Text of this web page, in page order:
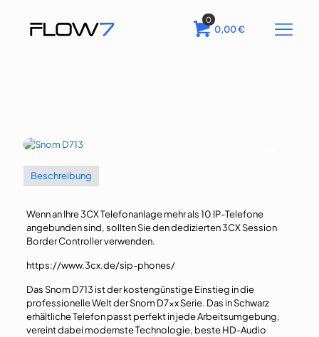
0
0,00€
Beschreibung
Wenn an Ihre 3CX Telefonanlage mehr als 10 IP-Telefone
angebunden sind, sollten Sie den dedizierten 3CX Session
Border Controller verwenden.
https://www.3cx.de/sip-phones/
Das Snom D713 ist der kostengünstige Einstieg in die
professionelle Welt der Snom D7xx Serie. Das in Schwarz
erhältliche Telefon passt perfekt in jede Arbeitsumgebung,
vereint dabei modernste Technologie, beste HD-Audio